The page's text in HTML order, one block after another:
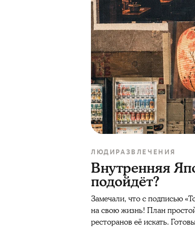
ЛЮДИ РАЗВЛЕЧЕНИЯ
Внутренняя
подойдёт?
Замечали, что с подписью
на свою жизнь! План
ресторанов её искать.